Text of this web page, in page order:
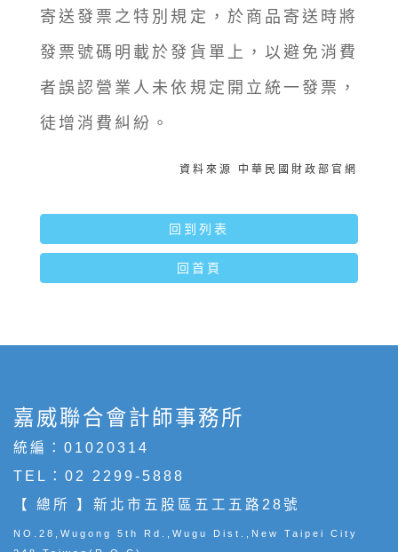
寄送發票之特別規定，於商品寄送時將
發票號碼明載於發貨單上，以避免消費
者誤認營業人未依規定開立統一發票，
徒增消費糾紛。
資料來源 中華民國財政部官網
回到列表
回首頁
嘉威聯合會計師事務所
統編：01020314
TEL： 02 2299-5888
【 總所 】新北市五股區五工五路28號
NO.28,Wugong 5th Rd.,Wugu Dist.,New Taipei City